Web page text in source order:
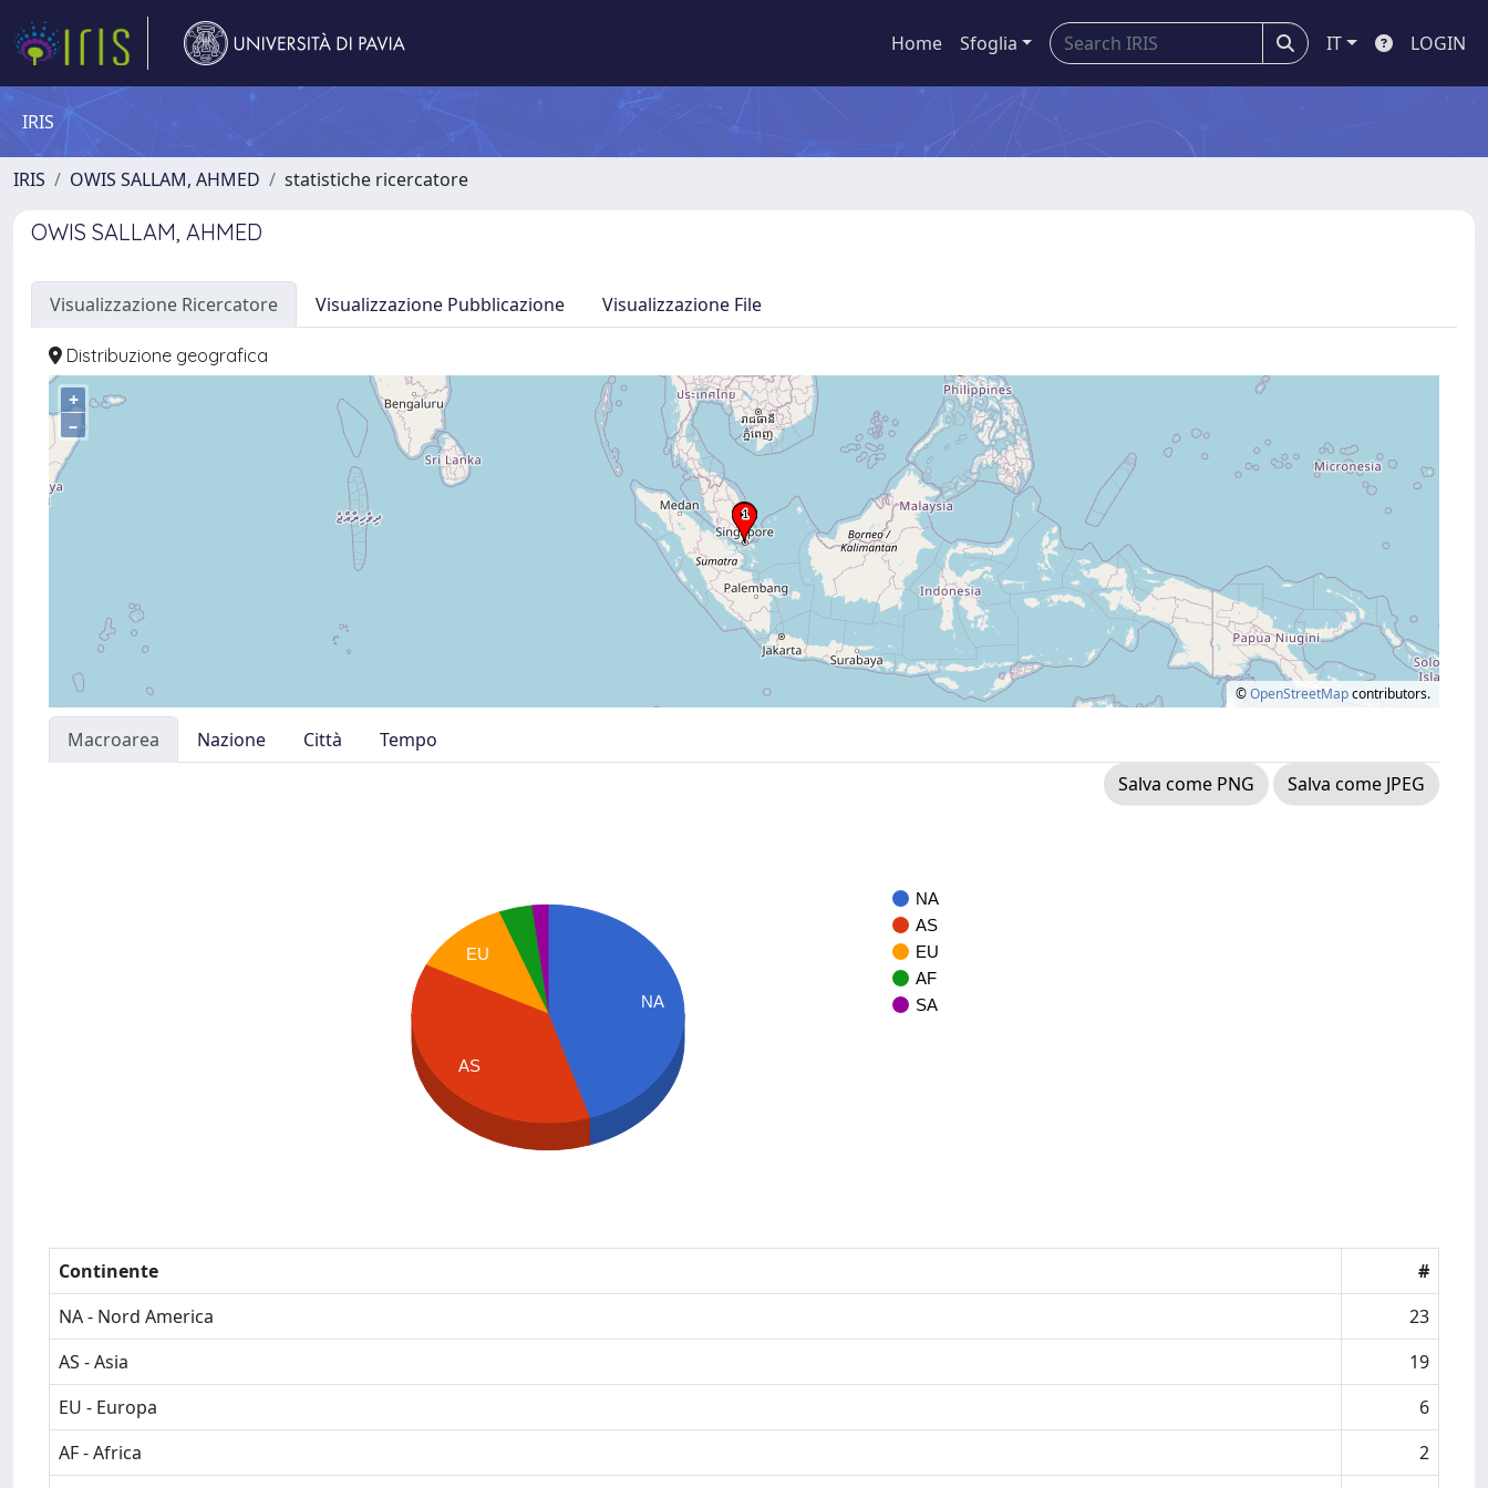
Home Sfoglia IT LOGIN
IRIS
IRIS OWIS SALLAM, AHMED statistiche ricercatore
OWIS SALLAM, AHMED
Visualizzazione Ricercatore Visualizzazione Pubblicazione Visualizzazione File
Distribuzione geografica
+
–
©OpenStreetMapcontributors.
Macroarea Nazione Città
Tempo
Salva come PNG
Salva come JPEG
NA
AS
EU
AF
SA
NA
EU
AS
Continente
#
NA - Nord America
23
AS - Asia
19
EU - Europa
6
AF - Africa
2